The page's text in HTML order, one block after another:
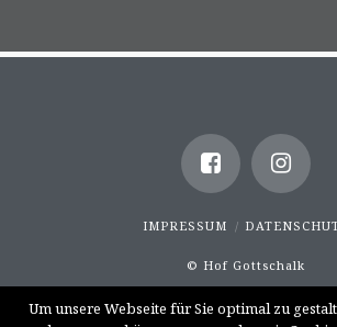
IMPRESSUM
© Hof Gottschalk
Um unsere Webseite für Sie optimal zu